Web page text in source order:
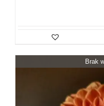
Brak